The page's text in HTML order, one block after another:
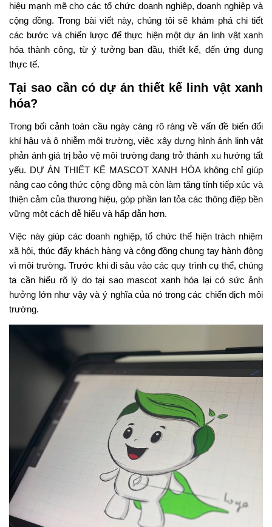
hiệu mạnh mẽ cho các tổ chức doanh nghiệp, doanh nghiệp và
cộng đồng. Trong bài viết này, chúng tôi sẽ khám phá chi tiết
các bước và chiến lược để thực hiện một dự án linh vật xanh
hóa thành công, từ ý tưởng ban đầu, thiết kế, đến ứng dụng
thực tế.
Tại sao cần có dự án thiết kế linh vật xanh
hóa?
Trong bối cảnh toàn cầu ngày càng rõ ràng về vấn đề biến đổi
khí hậu và ô nhiễm môi trường, việc xây dựng hình ảnh linh vật
phản ánh giá trị bảo vệ môi trường đang trở thành xu hướng tất
yếu. DỰ ÁN THIẾT KẾ MASCOT XANH HÓA không chỉ giúp
nâng cao công thức cộng đồng mà còn làm tăng tính tiếp xúc và
thiện cảm của thương hiệu, góp phần lan tỏa các thông điệp bền
vững một cách dễ hiểu và hấp dẫn hơn.
Việc này giúp các doanh nghiệp, tổ chức thể hiện trách nhiệm
xã hội, thúc đẩy khách hàng và cộng đồng chung tay hành động
vì môi trường. Trước khi đi sâu vào các quy trình cụ thể, chúng
ta cần hiểu rõ lý do tại sao mascot xanh hóa lại có sức ảnh
hưởng lớn như vậy và ý nghĩa của nó trong các chiến dịch môi
trường.